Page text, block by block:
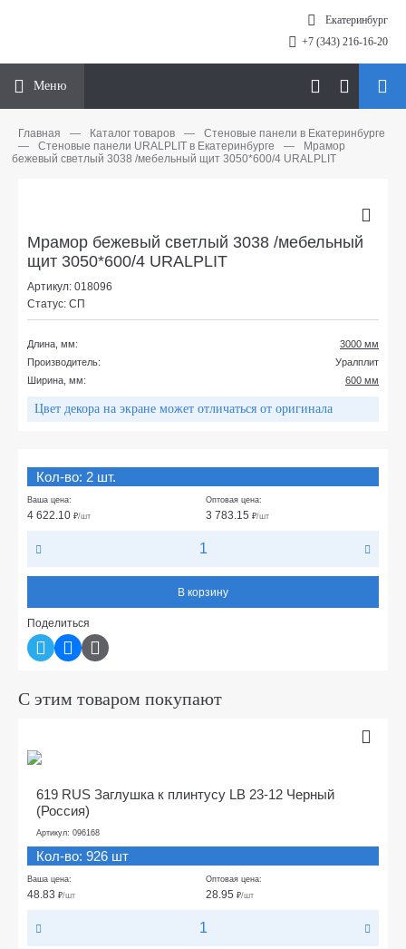
Екатеринбург
+7 (343) 216-16-20
Меню
Главная — Каталог товаров —
Стеновые панели в Екатеринбурге
—
Стеновые панели URALPLIT в Екатеринбурге —
Мрамор
бежевый светлый 3038 /мебельный щит 3050*600/4 URALPLIT
Мрамор бежевый светлый 3038 /мебельный
щит 3050*600/4 URALPLIT
Артикул: 018096
Статус: СП
Длина, мм:
3000 мм
Производитель:
Уралплит
Ширина, мм:
600 мм
Цвет декора на экране может отличаться от оригинала
Кол-во: 2 шт.
Ваша цена:
4 622.10 ₽/шт
Оптовая цена:
3 783.15 ₽/шт
В корзину
Поделиться
С этим товаром покупают
619 RUS Заглушка к плинтусу LB 23-12 Черный
(Россия)
Артикул: 096168
Кол-во: 926 шт
Ваша цена:
48.83 ₽/шт
Оптовая цена:
28.95 ₽/шт